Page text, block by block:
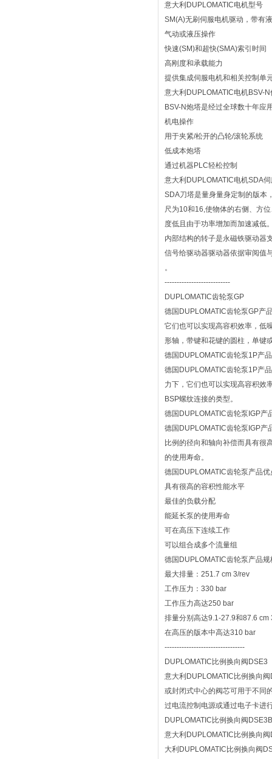
意大利DUPLOMATIC电机型号
SM(A)无刷伺服电机驱动，带有
气动或液压操作
快速(SM)和超快(SMA)索引时间
高刚度和承载能力
提供集成伺服电机和相关控制单
意大利DUPLOMATIC电机BSV-
BSV-N炮塔是经过全球数十年应
机电操作
用于夹紧/松开的凸轮/滚轮系统
低成本炮塔
通过机器PLC轻松控制
意大利DUPLOMATIC电机SDA
SDA刀塔是量身量身定制的版本
尺为10和16,使物体的右侧、方
度低且由于功率增加而加速减低
内部结构的转子是永磁铁驱动器
信号给驱动器驱动器依据审阅值
。
---------------------------
DUPLOMATIC齿轮泵GP
德国DUPLOMATIC齿轮泵GP产
它们也可以实现高容积效率，低
形轴，带键和花键的圆柱，单键
德国DUPLOMATIC齿轮泵1P产
德国DUPLOMATIC齿轮泵1P产
力下，它们也可以实现高容积效
BSP螺纹连接的类型。
德国DUPLOMATIC齿轮泵IGP产
德国DUPLOMATIC齿轮泵IGP
比例的径向和轴向补偿而具有很
的使用寿命。
德国DUPLOMATIC齿轮泵产品优
具有很高的容积性能水平
最佳的负载分配
能延长泵的使用寿命
可在高压下连续工作
可以组合成多个流量组
德国DUPLOMATIC齿轮泵产品规
最大排量：251.7 cm 3/rev
工作压力：330 bar
工作压力高达250 bar
排量分别高达9.1-27.9和87.6 cm
在高压的版本中高达310 bar
---------------------------------
DUPLOMATIC比例换向阀DSE3
意大利DUPLOMATIC比例换向
或封闭式中心的阀芯可用于不同
过电流控制电源或通过电子卡进
DUPLOMATIC比例换向阀
意大利DUPLOMATIC比例换向
大利DUPLOMATIC比例换向阀